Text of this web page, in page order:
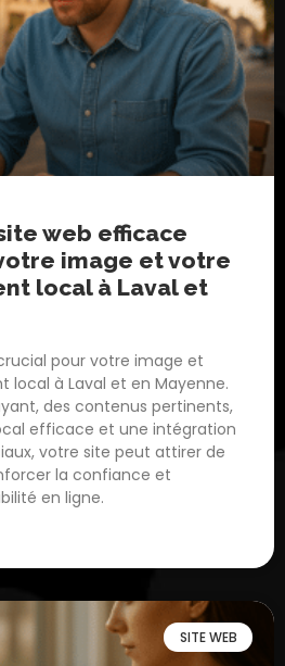
web efficace
image et votre
local à Laval et
pour votre image et
local à Laval et en Mayenne.
des contenus pertinents,
efficace et une intégration
votre site peut attirer de
la confiance et
en ligne.
SITE WEB